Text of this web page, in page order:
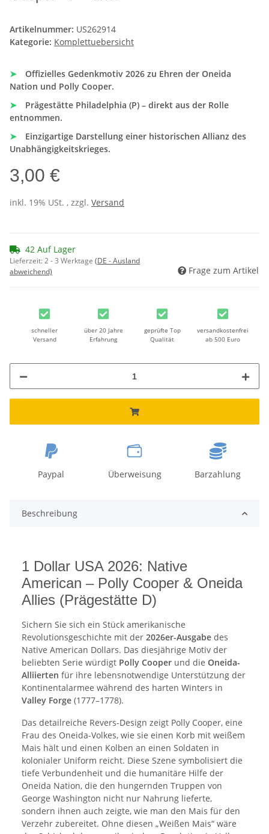
Artikelnummer: US262914
Kategorie: Komplettuebersicht
➤
Offizielles Gedenkmotiv 2026 zu Ehren der Oneida
Nation und Polly Cooper.
➤
Prägestätte Philadelphia (P) – direkt aus der Rolle
entnommen.
➤
Einzigartige Darstellung einer historischen Allianz des
Unabhängigkeitskrieges.
3,00 €
inkl. 19% USt. , zzgl. Versand
42 Auf Lager
Lieferzeit:2 - 3 Werktage (DE - Ausland
abweichend)
Frage zum Artikel
schneller
Versand
über 20 Jahre
Erfahrung
geprüfte Top
Qualität
versandkostenfrei
ab 500 Euro
Paypal Überweisung Barzahlung
Beschreibung
1 Dollar USA 2026: Native
American – Polly Cooper & Oneida
Allies (Prägestätte D)
Sichern Sie sich ein Stück amerikanische
Revolutionsgeschichte mit der 2026er-Ausgabe des
Native American Dollars. Das diesjährige Motiv der
beliebten Serie würdigt Polly Cooper und die Oneida-
Alliierten für ihre lebensnotwendige Unterstützung der
Kontinentalarmee während des harten Winters in
Valley Forge (1777–1778).
Das detailreiche Revers-Design zeigt Polly Cooper, eine
Frau des Oneida-Volkes, wie sie einen Korb mit weißem
Mais hält und einen Kolben an einen Soldaten in
kolonialer Uniform reicht. Diese Szene symbolisiert die
tiefe Verbundenheit und die humanitäre Hilfe der
Oneida Nation, die den hungernden Truppen von
George Washington nicht nur Nahrung lieferte,
sondern ihnen auch zeigte, wie man den Mais für den
Verzehr zubereitet. Ohne diesen „Weißen Mais“ wäre